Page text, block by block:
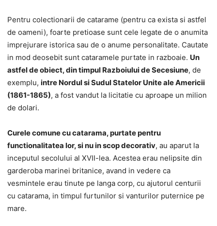
Pentru colectionarii de catarame (pentru ca exista si astfel
de oameni), foarte pretioase sunt cele legate de o anumita
imprejurare istorica sau de o anume personalitate. Cautate
in mod deosebit sunt cataramele purtate in razboaie. Un
astfel de obiect, din timpul Razboiului de Secesiune, de
exemplu, intre Nordul si Sudul Statelor Unite ale Americii
(1861-1865), a fost vandut la licitatie cu aproape un milion
de dolari.
Curele comune cu catarama, purtate pentru
functionalitatea lor, si nu in scop decorativ, au aparut la
inceputul secolului al XVII-lea. Acestea erau nelipsite din
garderoba marinei britanice, avand in vedere ca
vesmintele erau tinute pe langa corp, cu ajutorul centurii
cu catarama, in timpul furtunilor si vanturilor puternice pe
mare.